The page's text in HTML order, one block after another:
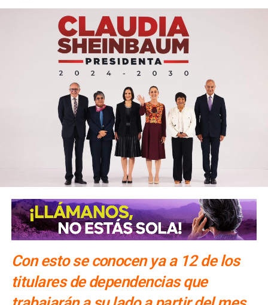
Con esto se conocen ya a 12 de los
titulares de dependencias que